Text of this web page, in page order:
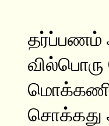
தர்ப்பணம்
வில்பொரு
மொக்கணி
சொக்கது